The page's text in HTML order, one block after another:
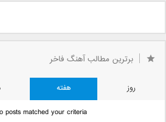
برترین مطالب آهنگ فاخر
روز هفته
posts matched your criteria.